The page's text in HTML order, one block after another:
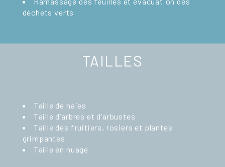
TAILLES
Taille de haies
Taille d’arbres et d’arbustes
Taille des fruitiers, rosiers et plantes
grimpantes
Taille en nuage
déchets verts